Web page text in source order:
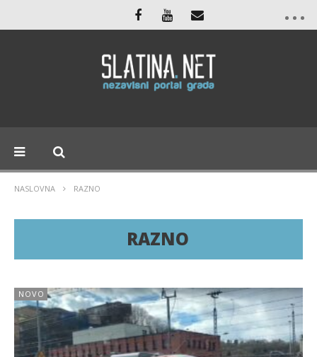
NASLOVNA RAZNO
RAZNO
NOVO